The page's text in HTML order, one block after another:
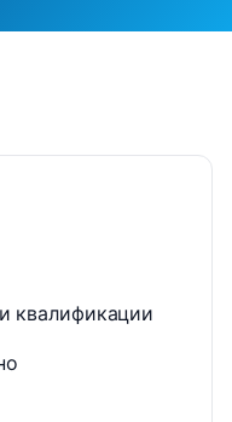
квалификации